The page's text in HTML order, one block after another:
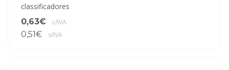
classificadores
0,63€
c/IVA
0,51€ s/IVA